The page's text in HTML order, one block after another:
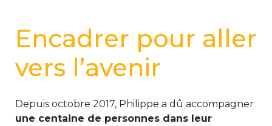
Encadrer pour aller
vers l’avenir
Depuis octobre 2017, Philippe a dû accompagner
une centaine de personnes dans leur